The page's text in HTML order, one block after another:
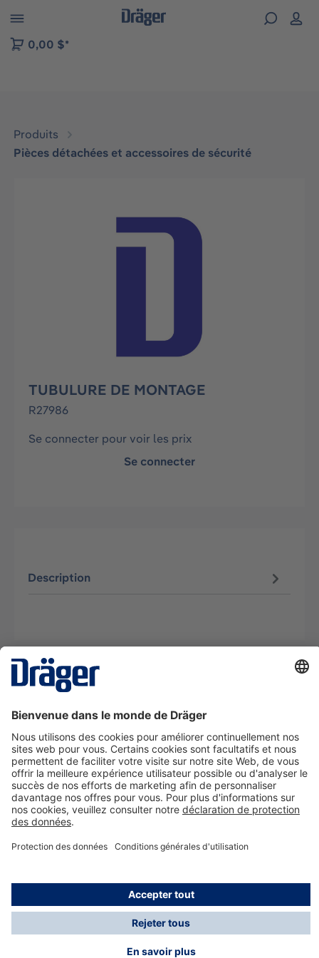
to B2B platform navigation
0,00 $*
Produits
Pièces détachées et accessoires de sécurité
Ignorer la galerie d'images
TUBULURE DE MONTAGE
R27986
Se connecter pour voir les prix
Se connecter
Description
La technologie
Nous contacter
A propos de Dräger
Informations
*Les taxes et les frais d'expédition ne sont pas inclus
dans les prix indiqués, sauf mention contraire. Des frais
supplémentaires peuvent s'appliquer.